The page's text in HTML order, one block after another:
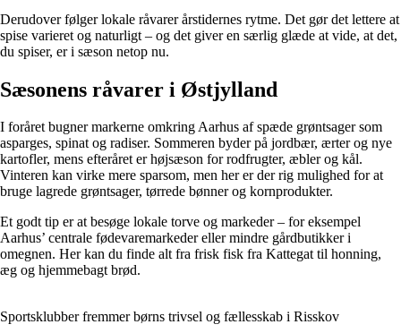
Derudover følger lokale råvarer årstidernes rytme. Det gør det lettere at
spise varieret og naturligt – og det giver en særlig glæde at vide, at det,
du spiser, er i sæson netop nu.
Sæsonens råvarer i Østjylland
I foråret bugner markerne omkring Aarhus af spæde grøntsager som
asparges, spinat og radiser. Sommeren byder på jordbær, ærter og nye
kartofler, mens efteråret er højsæson for rodfrugter, æbler og kål.
Vinteren kan virke mere sparsom, men her er der rig mulighed for at
bruge lagrede grøntsager, tørrede bønner og kornprodukter.
Et godt tip er at besøge lokale torve og markeder – for eksempel
Aarhus’ centrale fødevaremarkeder eller mindre gårdbutikker i
omegnen. Her kan du finde alt fra frisk fisk fra Kattegat til honning,
æg og hjemmebagt brød.
Sportsklubber fremmer børns trivsel og fællesskab i Risskov